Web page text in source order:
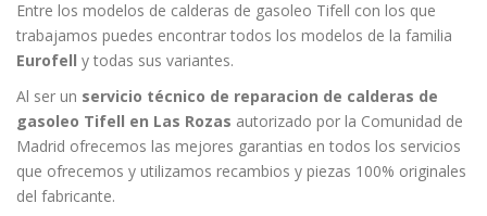
Entre los modelos de calderas de gasoleo Tifell con los que
trabajamos puedes encontrar todos los modelos de la familia
Eurofell y todas sus variantes.
Al ser un servicio técnico de reparacion de calderas de
gasoleo Tifell en Las Rozas autorizado por la Comunidad de
Madrid ofrecemos las mejores garantias en todos los servicios
que ofrecemos y utilizamos recambios y piezas 100% originales
del fabricante.